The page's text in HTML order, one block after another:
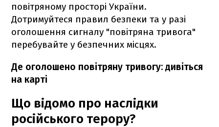
повітряному просторі України.
Дотримуйтеся правил безпеки та у разі
оголошення сигналу "повітряна тривога"
перебувайте у безпечних місцях.
Де оголошено повітряну тривогу: дивіться
на карті
Що відомо про наслідки
російського терору?